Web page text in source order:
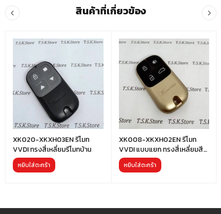
สินค้าที่เกี่ยวข้อง
XK020-XKXH03EN รีโมท
VVDI ทรงสี่เหลี่ยมรีโมทบ้าน
หยิบใส่ตะกร้า
XK008-XKXH02EN รีโมท
VVDI แบบแยก ทรงสี่เหลี่ยมสี
ทองปุ่มรูปรถ
หยิบใส่ตะกร้า